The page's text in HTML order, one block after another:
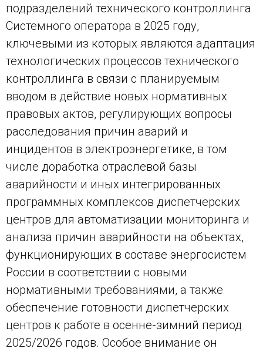
подразделений технического контроллинга
Системного оператора в 2025 году,
ключевыми из которых являются адаптация
технологических процессов технического
контроллинга в связи с планируемым
вводом в действие новых нормативных
правовых актов, регулирующих вопросы
расследования причин аварий и
инцидентов в электроэнергетике, в том
числе доработка отраслевой базы
аварийности и иных интегрированных
программных комплексов диспетчерских
центров для автоматизации мониторинга и
анализа причин аварийности на объектах,
функционирующих в составе энергосистем
России в соответствии с новыми
нормативными требованиями, а также
обеспечение готовности диспетчерских
центров к работе в осенне-зимний период
2025/2026 годов. Особое внимание он